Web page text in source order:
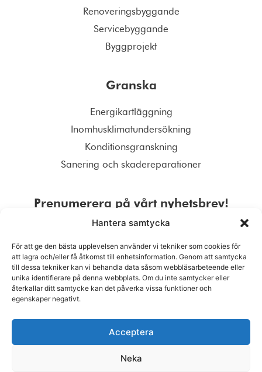
Hantera samtycka
För att ge den bästa upplevelsen använder vi tekniker som cookies för
att lagra och/eller få åtkomst till enhetsinformation. Genom att samtycka
till dessa tekniker kan vi behandla data såsom webbläsarbeteende eller
unika identifierare på denna webbplats. Om du inte samtycker eller
återkallar ditt samtycke kan det påverka vissa funktioner och
egenskaper negativt.
Acceptera
Neka
Renoveringsbyggande
Servicebyggande
Byggprojekt
Granska
Energikartläggning
Inomhusklimatundersökning
Konditionsgranskning
Sanering och skadereparationer
Prenumerera på vårt nyhetsbrev!
PRENUMERERA